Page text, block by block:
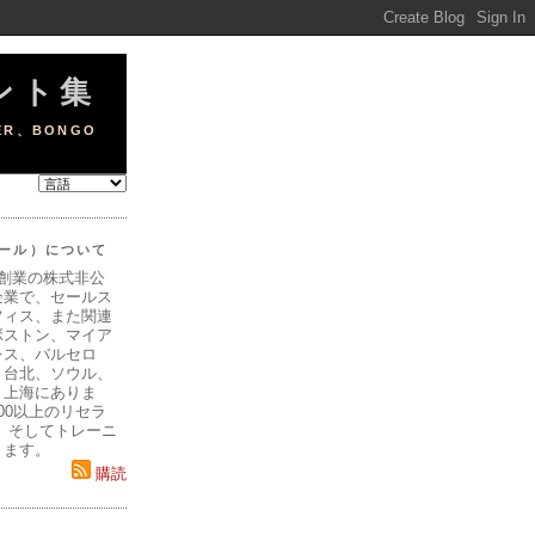
ト集
、BONGO
ル）について
業の株式非公
で、セールス
ス、また関連
トン、マイア
、バルセロ
北、ソウル、
海にありま
以上のリセラ
そしてトレーニ
す。
購読